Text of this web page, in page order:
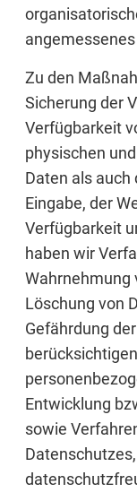
Zu den
Sicherung der
Verfügbarkeit
physischen
Daten als
Eingabe, der
Verfügbarkeit
haben wir
Wahrnehmung
Löschung von
Gefährdung
Entwicklung
sowie